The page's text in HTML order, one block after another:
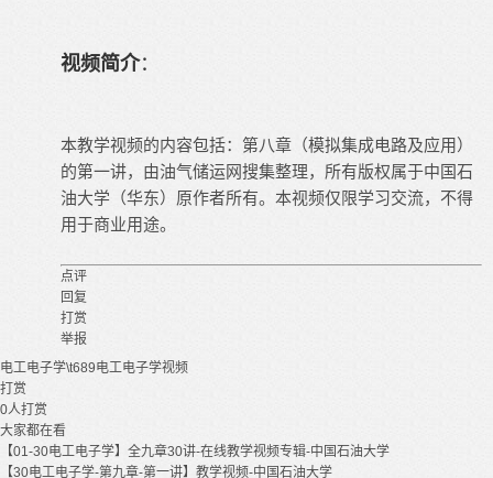
视频简介：
本教学视频的内容包括：第八章（模拟集成电路及应用）
的第一讲，由油气储运网搜集整理，所有版权属于中国石
油大学（华东）原作者所有。本视频仅限学习交流，不得
用于商业用途。
点评
回复
打赏
举报
电工电子学\t689电工电子学视频
打赏
0人打赏
大家都在看
【01-30电工电子学】全九章30讲-在线教学视频专辑-中国石油大学
【30电工电子学-第九章-第一讲】教学视频-中国石油大学